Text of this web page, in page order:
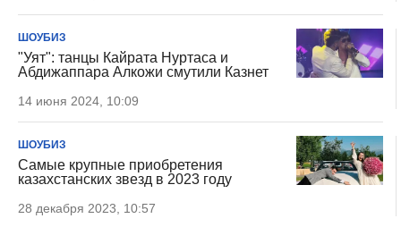
ШОУБИЗ
"Уят": танцы Кайрата Нуртаса и
Абдижаппара Алкожи смутили Казнет
14 июня 2024, 10:09
ШОУБИЗ
Самые крупные приобретения
казахстанских звезд в 2023 году
28 декабря 2023, 10:57